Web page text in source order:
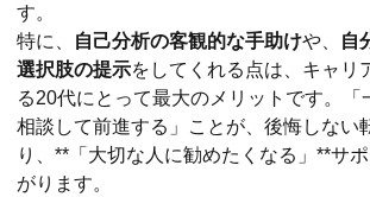
す。
特に、
自己分析の客観的な手助けや、
自
選択肢の提示をしてくれる点は、キャリ
る20代にとって最大のメリットです。「
相談して前進する」ことが、後悔しない
り、**「大切な人に勧めたくなる」**サ
がります。